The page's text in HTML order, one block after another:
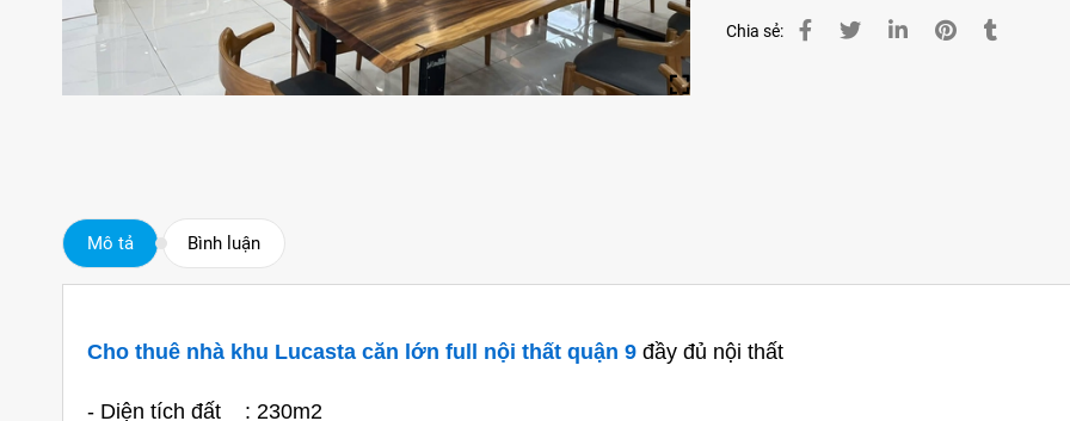
Chia sẻ:
Mô tả Bình luận
Cho thuê nhà khu Lucasta căn lớn full nội thất quận 9 đầy đủ nội thất
- Diện tích đất : 230m2